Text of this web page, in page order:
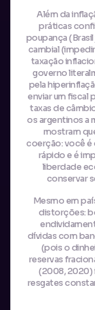
Além da
práticas
poupança
cambial
taxação
governo
pela
enviar um fiscal
taxas de
os argentinos a
mostram
coerção: você é
rápido e é
liberdade
conservar
Mesmo em
distorções:
dívidas com
(pois o
reservas
(2008, 2020)
resgates